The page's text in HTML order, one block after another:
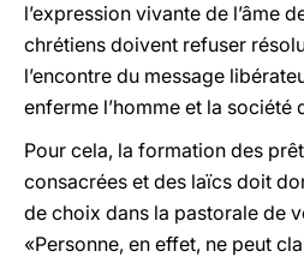
l’expression vivante de l’âme
chrétiens doivent refuser
l’encontre du message
enferme l’homme et la société
Pour cela, la formation des
consacrées et des laïcs doit
de choix dans la pastorale de
«Personne, en effet, ne peut